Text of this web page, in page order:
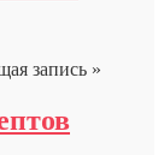
запись »